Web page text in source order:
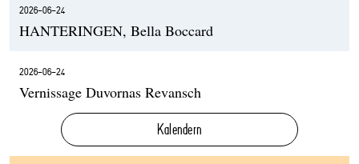
2026-06-24
HANTERINGEN, Bella Boccard
2026-06-24
Vernissage Duvornas Revansch
Kalendern